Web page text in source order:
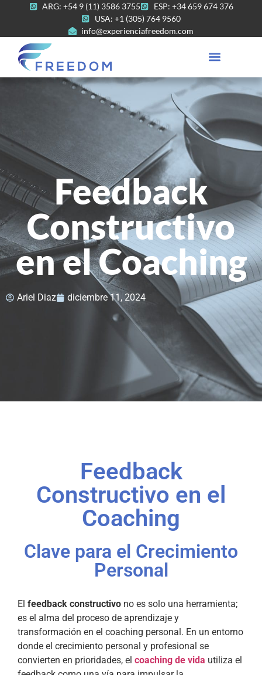
ARG: +54 9 (11) 3586 3755
ESP: +34 659 674 376
USA: +1 (305) 764 9560
info@experienciafreedom.com
Feedback
Constructivo
en el Coaching
Ariel Diaz diciembre 11, 2024
Feedback
Constructivo en el
Coaching
Clave para el Crecimiento
Personal
El feedback constructivo no es solo una herramienta;
es el alma del proceso de aprendizaje y
transformación en el coaching personal. En un entorno
donde el crecimiento personal y profesional se
convierten en prioridades, el coaching de vida utiliza el